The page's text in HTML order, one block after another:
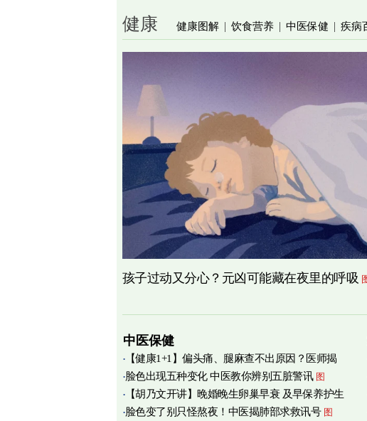
健康 健康图解 | 饮食营养 | 中医保健 | 疾病
孩子过动又分心？元凶可能藏在夜里的呼吸
中医保健
【健康1+1】偏头痛、腿麻查不出原因？医师揭
痛源竟在肌筋膜 图
脸色出现五种变化 中医教你辨别五脏警讯 图
【胡乃文开讲】晚婚晚生卵巢早衰 及早保养护生
育
脸色变了别只怪熬夜！中医揭肺部求救讯号 图